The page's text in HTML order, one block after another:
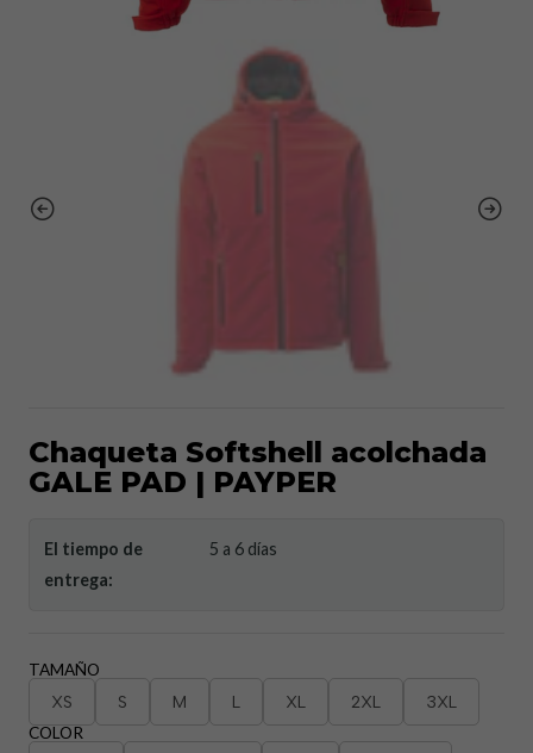
Chaqueta Softshell acolchada
GALE PAD | PAYPER
El tiempo de
entrega:
5 a 6 días
TAMAÑO
XS S M L XL 2XL 3XL
COLOR